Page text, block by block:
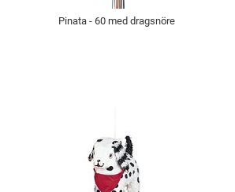
Pinata - 60 med dragsnöre